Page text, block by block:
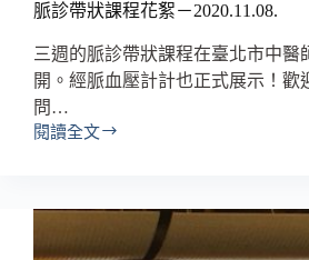
脈診帶狀課程花絮－2020.11.08.
三週的脈診帶狀課程在臺北市中醫
開。經脈血壓計計也正式展示！歡
問…
閱讀全文